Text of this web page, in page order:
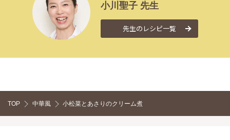
小川 聖子先生
先生のレシピ一覧
TOP 中華風 小松菜とあさりのクリーム煮